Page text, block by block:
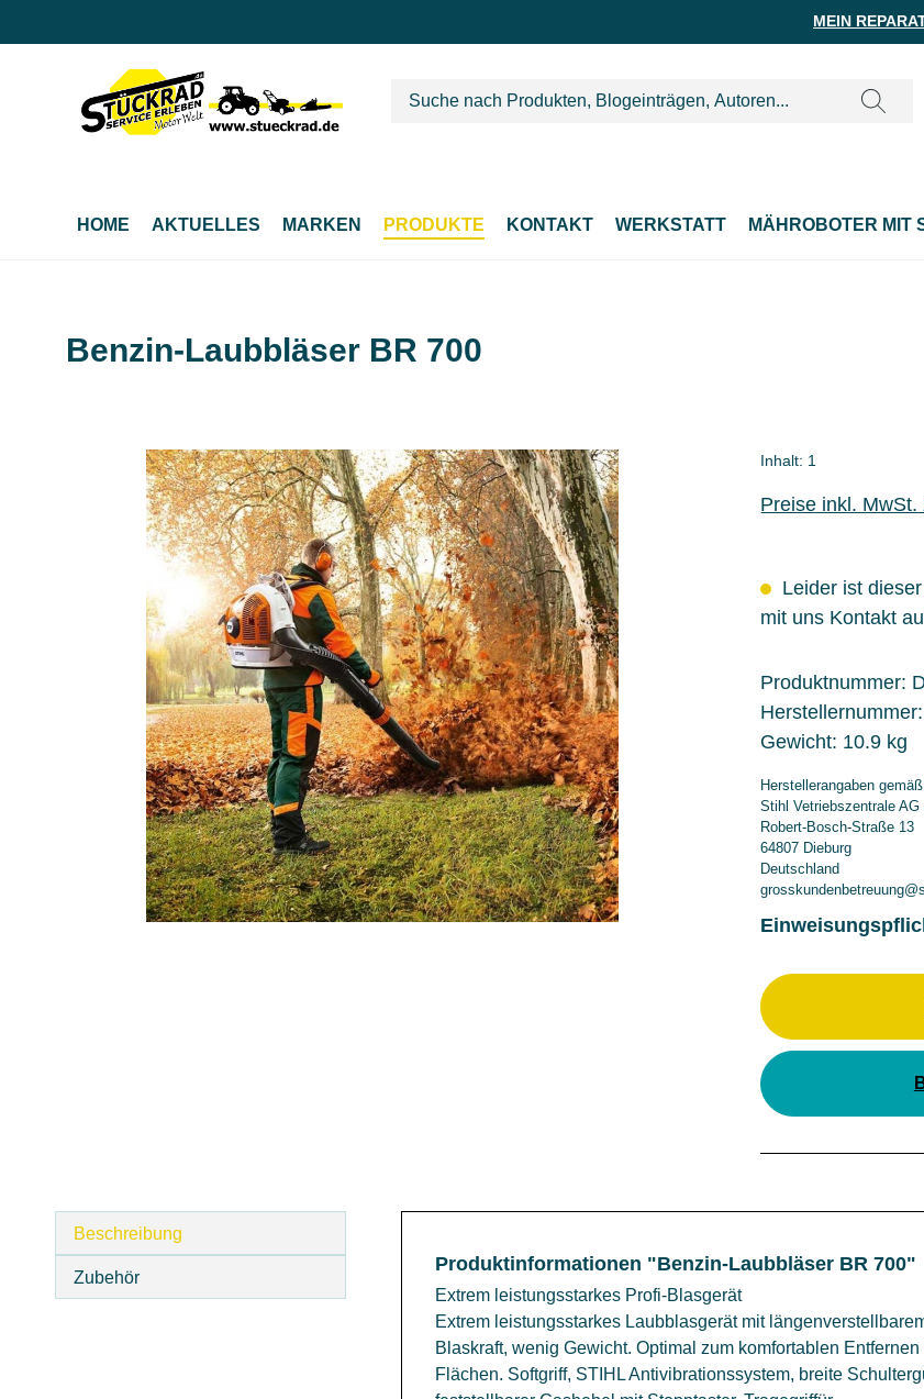
MEIN
HOME AKTUELLES MARKEN PRODUKTE KONTAKT WERKSTATT MÄHROBOTER MIT
Benzin-Laubbläser BR 700
Bildergalerie überspringen Inhalt: 1
Preise inkl.
Leider ist
mit uns Kontakt
Produktnummer:
Herstellernummer:
Gewicht: 10.9 kg
Herstellerangaben
Stihl Vetriebszentrale
Robert-Bosch-Straße 13
64807 Dieburg
Deutschland
Beschreibung
Zubehör
Produktinformationen "Benzin-Laubbläser BR 700"
Extrem leistungsstarkes Profi-Blasgerät
Extrem leistungsstarkes Laubblasgerät mit
Blaskraft, wenig Gewicht. Optimal zum komfortablen
Flächen. Softgriff, STIHL Antivibrationssystem, breite